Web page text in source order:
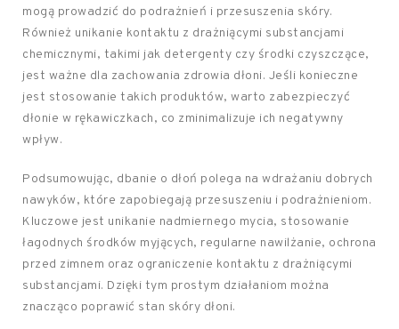
mogą prowadzić do podrażnień i przesuszenia skóry.
Również unikanie kontaktu z drażniącymi substancjami
chemicznymi, takimi jak detergenty czy środki czyszczące,
jest ważne dla zachowania zdrowia dłoni. Jeśli konieczne
jest stosowanie takich produktów, warto zabezpieczyć
dłonie w rękawiczkach, co zminimalizuje ich negatywny
wpływ.
Podsumowując, dbanie o dłoń polega na wdrażaniu dobrych
nawyków, które zapobiegają przesuszeniu i podrażnieniom.
Kluczowe jest unikanie nadmiernego mycia, stosowanie
łagodnych środków myjących, regularne nawilżanie, ochrona
przed zimnem oraz ograniczenie kontaktu z drażniącymi
substancjami. Dzięki tym prostym działaniom można
znacząco poprawić stan skóry dłoni.